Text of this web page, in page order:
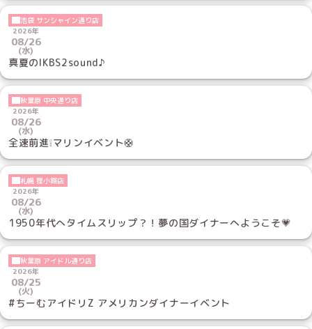
池袋 サンシャイン通り店
2026年
08/26
(水)
真夏のIKBS2sound♪
秋葉原 中央通り店
2026年
08/26
(水)
全速前進❕マリンイベント🛟
札幌 狸小路店
2026年
08/26
(水)
1950年代へタイムスリップ？！夢の国ダイナーへようこそ💗
秋葉原 アイドル通り店
2026年
08/25
(火)
#ちーむアイドリZ アメリカンダイナーイベント